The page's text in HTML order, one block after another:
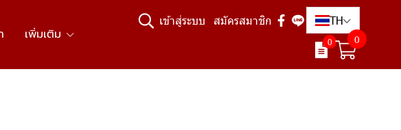
เพิ่มเติม
เข้าสู่ระบบ สมัครสมาชิก TH
0 0